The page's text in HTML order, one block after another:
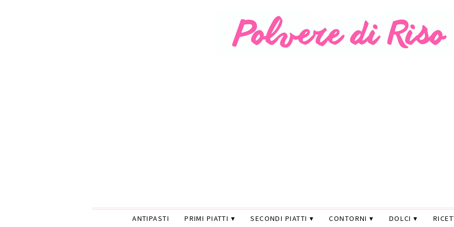
ANTIPASTI PRIMI PIATTI SECONDI PIATTI CONTORNI DOLCI